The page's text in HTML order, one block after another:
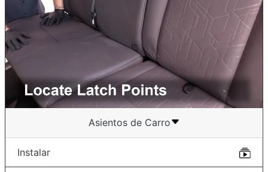
Asientos de Carro
Instalar